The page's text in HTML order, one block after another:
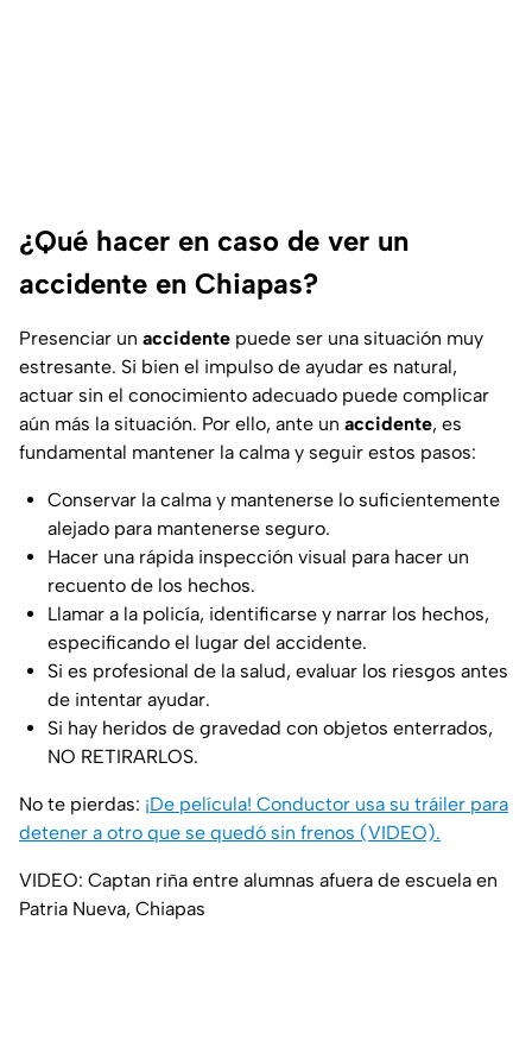
¿Qué hacer en caso de ver un
accidente en Chiapas?
Presenciar un accidente puede ser una situación muy
estresante. Si bien el impulso de ayudar es natural,
actuar sin el conocimiento adecuado puede complicar
aún más la situación. Por ello, ante un accidente, es
fundamental mantener la calma y seguir estos pasos:
Conservar la calma y mantenerse lo suficientemente
alejado para mantenerse seguro.
Hacer una rápida inspección visual para hacer un
recuento de los hechos.
Llamar a la policía, identificarse y narrar los hechos,
especificando el lugar del accidente.
Si es profesional de la salud, evaluar los riesgos antes
de intentar ayudar.
Si hay heridos de gravedad con objetos enterrados,
NO RETIRARLOS.
No te pierdas: ¡De película! Conductor usa su tráiler para
detener a otro que se quedó sin frenos (VIDEO).
VIDEO: Captan riña entre alumnas afuera de escuela en
Patria Nueva, Chiapas